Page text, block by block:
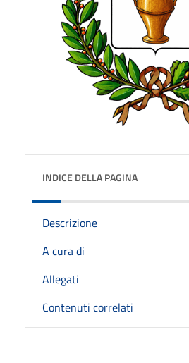
INDICE DELLA PAGINA
Descrizione
A cura di
Allegati
Contenuti correlati